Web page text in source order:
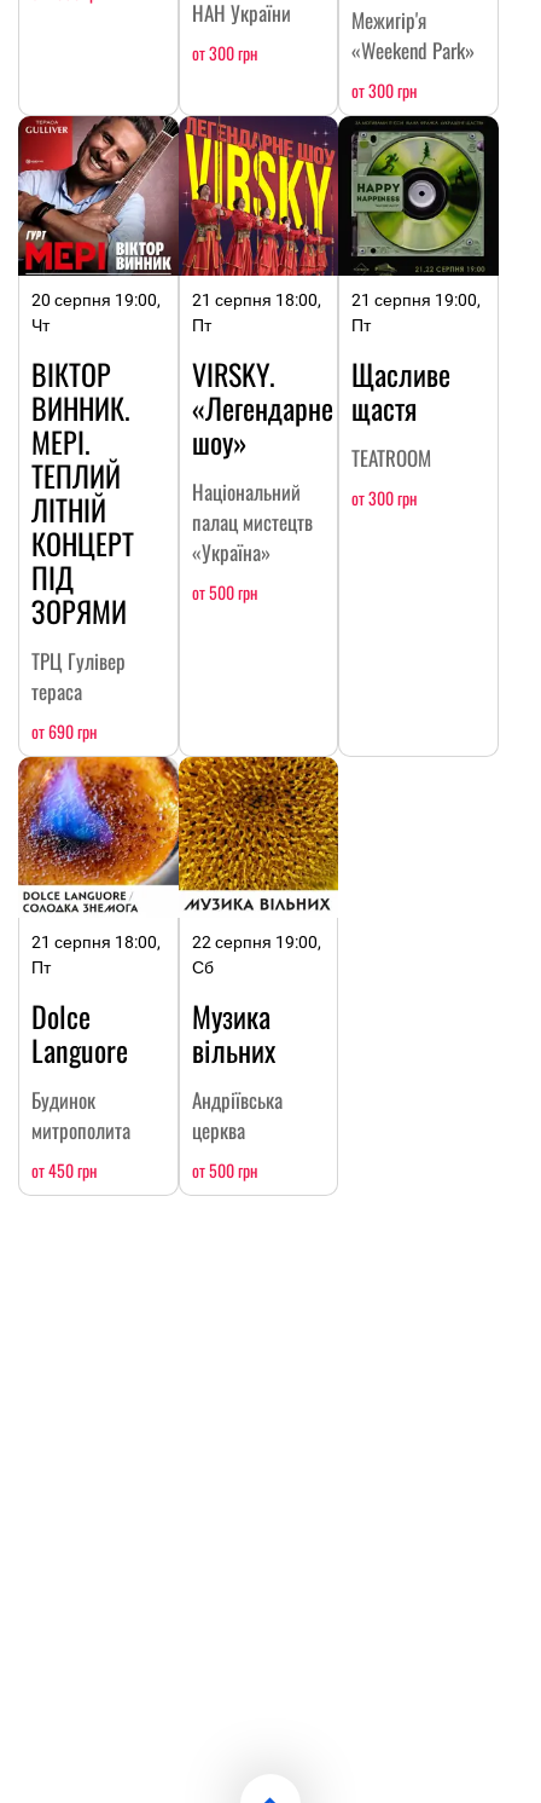
НАН України
от 300 грн
Межигір'я
«Weekend Park»
от 300 грн
20 серпня 19:00,
Чт
ВІКТОР
ВИННИК.
МЕРІ.
ТЕПЛИЙ
ЛІТНІЙ
КОНЦЕРТ
ПІД
ЗОРЯМИ
ТРЦ Гулівер
тераса
от 690 грн
21 серпня 18:00,
Пт
VIRSKY.
«Легендарне
шоу»
Національний
палац мистецтв
«Україна»
от 500 грн
21 серпня 19:00,
Пт
Щасливе
щастя
TEATROOM
от 300 грн
21 серпня 18:00,
Пт
Dolce
Languore
Будинок
митрополита
от 450 грн
22 серпня 19:00,
Сб
Музика
вільних
Андріївська
церква
от 500 грн